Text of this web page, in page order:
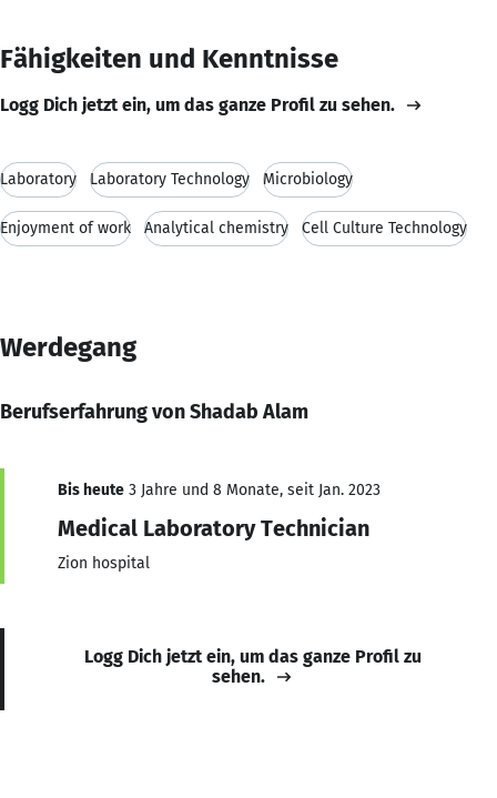
Fähigkeiten und Kenntnisse
Logg Dich jetzt ein, um das ganze Profil zu sehen.
Laboratory Laboratory Technology Microbiology
Enjoyment of work Analytical chemistry Cell Culture Technology
Werdegang
Berufserfahrung von Shadab Alam
Bis heute 3 Jahre und 8 Monate, seit Jan. 2023
Medical Laboratory Technician
Zion hospital
Logg Dich jetzt ein, um das ganze Profil zu
sehen.